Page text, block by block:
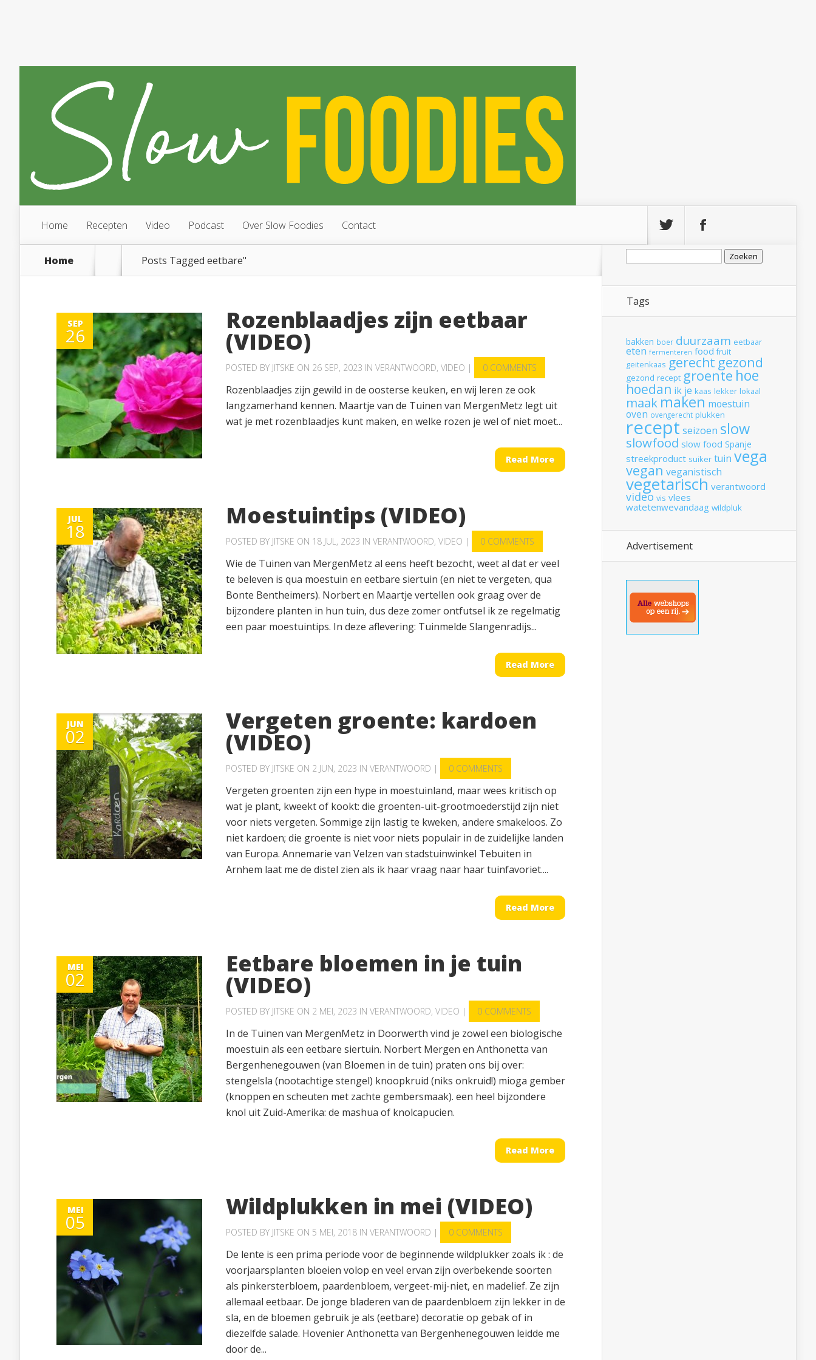
Home Recepten Video Podcast Over Slow Foodies Contact
Home Posts Tagged eetbare"
SEP
26
Rozenblaadjes zijn eetbaar
(VIDEO)
POSTED BY JITSKE ON 26 SEP, 2023 IN VERANTWOORD, VIDEO | 0 COMMENTS
Rozenblaadjes zijn gewild in de oosterse keuken, en wij leren ze ook
langzamerhand kennen. Maartje van de Tuinen van MergenMetz legt uit
wat je met rozenblaadjes kunt maken, en welke rozen je wel of niet moet...
Read More
JUL
18
Moestuintips (VIDEO)
POSTED BY JITSKE ON 18 JUL, 2023 IN VERANTWOORD, VIDEO | 0 COMMENTS
Wie de Tuinen van MergenMetz al eens heeft bezocht, weet al dat er veel
te beleven is qua moestuin en eetbare siertuin (en niet te vergeten, qua
Bonte Bentheimers). Norbert en Maartje vertellen ook graag over de
bijzondere planten in hun tuin, dus deze zomer ontfutsel ik ze regelmatig
een paar moestuintips. In deze aflevering: Tuinmelde Slangenradijs...
Read More
JUN
02
Vergeten groente: kardoen
(VIDEO)
POSTED BY JITSKE ON 2 JUN, 2023 IN VERANTWOORD | 0 COMMENTS
Vergeten groenten zijn een hype in moestuinland, maar wees kritisch op
wat je plant, kweekt of kookt: die groenten-uit-grootmoederstijd zijn niet
voor niets vergeten. Sommige zijn lastig te kweken, andere smakeloos. Zo
niet kardoen; die groente is niet voor niets populair in de zuidelijke landen
van Europa. Annemarie van Velzen van stadstuinwinkel Tebuiten in
Arnhem laat me de distel zien als ik haar vraag naar haar tuinfavoriet....
Read More
MEI
02
Eetbare bloemen in je tuin
(VIDEO)
POSTED BY JITSKE ON 2 MEI, 2023 IN VERANTWOORD, VIDEO | 0 COMMENTS
In de Tuinen van MergenMetz in Doorwerth vind je zowel een biologische
moestuin als een eetbare siertuin. Norbert Mergen en Anthonetta van
Bergenhenegouwen (van Bloemen in de tuin) praten ons bij over:
stengelsla (nootachtige stengel) knoopkruid (niks onkruid!) mioga gember
(knoppen en scheuten met zachte gembersmaak). een heel bijzondere
knol uit Zuid-Amerika: de mashua of knolcapucien.
Read More
MEI
05
Wildplukken in mei (VIDEO)
POSTED BY JITSKE ON 5 MEI, 2018 IN VERANTWOORD | 0 COMMENTS
De lente is een prima periode voor de beginnende wildplukker zoals ik : de
voorjaarsplanten bloeien volop en veel ervan zijn overbekende soorten
als pinkersterbloem, paardenbloem, vergeet-mij-niet, en madelief. Ze zijn
allemaal eetbaar. De jonge bladeren van de paardenbloem zijn lekker in de
sla, en de bloemen gebruik je als (eetbare) decoratie op gebak of in
diezelfde salade. Hovenier Anthonetta van Bergenhenegouwen leidde me
door de...
Zoeken
Tags
bakken boer duurzaam eetbaar
eten fermenteren food fruit
geitenkaas gerecht gezond
gezond recept groente hoe
hoedan ik je kaas lekker lokaal
maak maken moestuin
oven ovengerecht plukken
recept seizoen slow
slowfood slow food Spanje
streekproduct suiker tuin vega
vegan veganistisch
vegetarisch verantwoord
video vis vlees
watetenwevandaag wildpluk
Advertisement